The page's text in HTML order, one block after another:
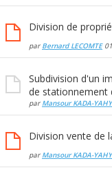
Division de
par Bernard LECOMTE
Subdivision d'un
de stationnement
par Mansour KADA-
Division vente de
par Mansour KADA-